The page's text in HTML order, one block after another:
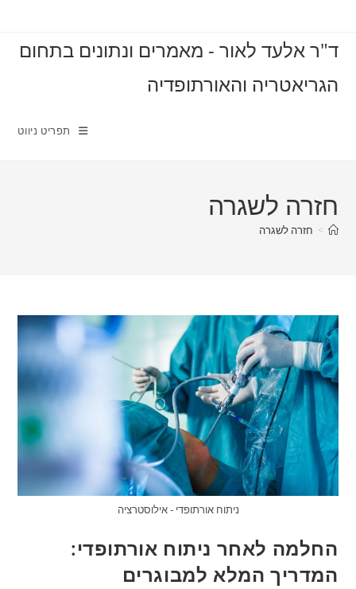
content
ד"ר אלעד לאור - מאמרים ונתונים בתחום
הגריאטריה והאורתופדיה
תפריט ניווט
חזרה לשגרה
> חזרה לשגרה
ניתוח אורתופדי - אילוסטרציה
החלמה לאחר ניתוח אורתופדי:
המדריך המלא למבוגרים